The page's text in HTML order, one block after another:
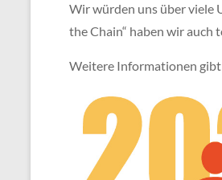
Wir würden uns über viele
the Chain“ haben wir auch
Weitere Informationen gibt